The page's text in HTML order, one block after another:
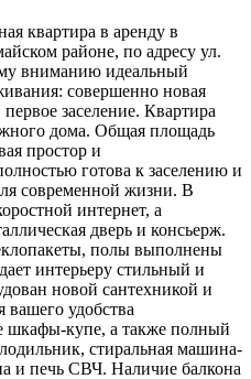
квартира в аренду в
районе, по адресу ул.
вниманию идеальный
совершенно новая
заселение. Квартира
дома. Общая площадь
простор и
готова к заселению и
современной жизни. В
интернет, а
дверь и консьерж.
полы выполнены
интерьеру стильный и
новой сантехникой и
удобства
шкафы-купе, а также полный
стиральная машина-
и печь СВЧ. Наличие балкона